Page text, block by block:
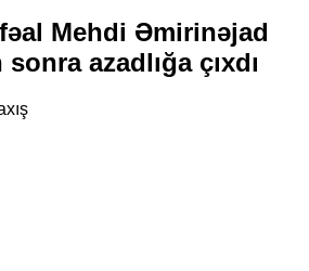
Mehdi Əmirinəjad
azadlığa çıxdı